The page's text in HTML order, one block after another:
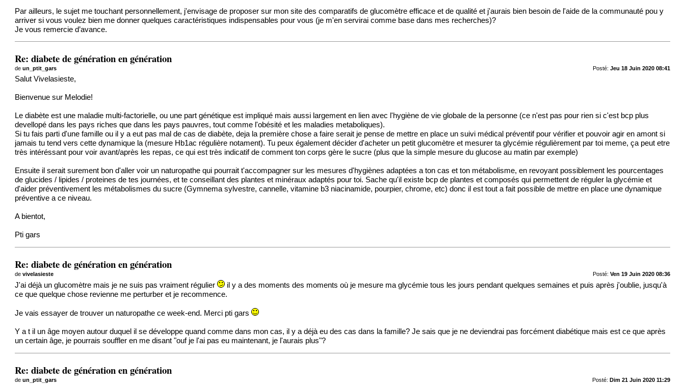
Par ailleurs, le sujet me touchant personnellement, j'envisage de proposer sur mon site des comparatifs de glucomètre efficace et de qualité et j'aurais bien besoin de l'aide de la communauté pou y
arriver si vous voulez bien me donner quelques caractéristiques indispensables pour vous (je m'en servirai comme base dans mes recherches)?
Je vous remercie d’avance.
Re: diabete de génération en génération
Posté: Jeu 18 Juin 2020 08:41
deun_ptit_gars
Salut Vivelasieste,
Bienvenue sur Melodie!
Le diabète est une maladie multi-factorielle, ou une part génétique est impliqué mais aussi largement en lien avec l'hygiène de vie globale de la personne (ce n'est pas pour rien si c'est bcp plus
devellopé dans les pays riches que dans les pays pauvres, tout comme l'obésité et les maladies metaboliques).
Si tu fais parti d'une famille ou il y a eut pas mal de cas de diabète, deja la première chose a faire serait je pense de mettre en place un suivi médical préventif pour vérifier et pouvoir agir en amont si
jamais tu tend vers cette dynamique la (mesure Hb1ac régulière notament). Tu peux également décider d'acheter un petit glucomètre et mesurer ta glycémie régulièrement par toi meme, ça peut etre
très intéréssant pour voir avant/après les repas, ce qui est très indicatif de comment ton corps gère le sucre (plus que la simple mesure du glucose au matin par exemple)
Ensuite il serait surement bon d'aller voir un naturopathe qui pourrait t'accompagner sur les mesures d'hygiènes adaptées a ton cas et ton métabolisme, en revoyant possiblement les pourcentages
de glucides / lipides / proteines de tes journées, et te conseillant des plantes et minéraux adaptés pour toi. Sache qu'il existe bcp de plantes et composés qui permettent de réguler la glycémie et
d'aider préventivement les métabolismes du sucre (Gymnema sylvestre, cannelle, vitamine b3 niacinamide, pourpier, chrome, etc) donc il est tout a fait possible de mettre en place une dynamique
préventive a ce niveau.
A bientot,
Pti gars
Re: diabete de génération en génération
Posté: Ven 19 Juin 2020 08:36
devivelasieste
J'ai déjà un glucomètre mais je ne suis pas vraiment régulier
il y a des moments des moments où je mesure ma glycémie tous les jours pendant quelques semaines et puis après j'oublie, jusqu'à
ce que quelque chose revienne me perturber et je recommence.
Je vais essayer de trouver un naturopathe ce week-end. Merci pti gars
Y a t il un âge moyen autour duquel il se développe quand comme dans mon cas, il y a déjà eu des cas dans la famille? Je sais que je ne deviendrai pas forcément diabétique mais est ce que après
un certain âge, je pourrais souffler en me disant "ouf je l'ai pas eu maintenant, je l'aurais plus"?
Re: diabete de génération en génération
Posté: Dim 21 Juin 2020 11:29
deun_ptit_gars